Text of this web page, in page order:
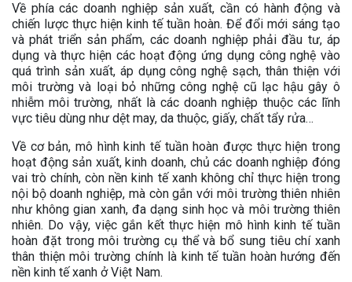
Về phía các doanh nghiệp sản xuất, cần có hành động và
chiến lược thực hiện kinh tế tuần hoàn. Để đổi mới sáng tạo
và phát triển sản phẩm, các doanh nghiệp phải đầu tư, áp
dụng và thực hiện các hoạt động ứng dụng công nghệ vào
quá trình sản xuất, áp dụng công nghệ sạch, thân thiện với
môi trường và loại bỏ những công nghệ cũ lạc hậu gây ô
nhiễm môi trường, nhất là các doanh nghiệp thuộc các lĩnh
vực tiêu dùng như dệt may, da thuộc, giấy, chất tẩy rửa…
Về cơ bản, mô hình kinh tế tuần hoàn được thực hiện trong
hoạt động sản xuất, kinh doanh, chủ các doanh nghiệp đóng
vai trò chính, còn nền kinh tế xanh không chỉ thực hiện trong
nội bộ doanh nghiệp, mà còn gắn với môi trường thiên nhiên
như không gian xanh, đa dạng sinh học và môi trường thiên
nhiên. Do vậy, việc gắn kết thực hiện mô hình kinh tế tuần
hoàn đặt trong môi trường cụ thể và bổ sung tiêu chí xanh
thân thiện môi trường chính là kinh tế tuần hoàn hướng đến
nền kinh tế xanh ở Việt Nam.